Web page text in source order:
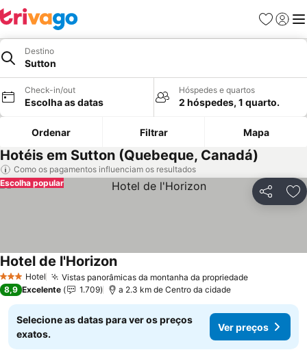
Favoritos
Iniciar
Destino
Sutton
Check-in/out
Escolha as datas
Hóspedes e quartos
2 hóspedes, 1 quarto.
Ordenar Filtrar Mapa
Hotéis em Sutton (Quebeque, Canadá)
Como os pagamentos influenciam os resultados
Partilhar
Escolha popular
3 EstrelasHotel Vistas panorâmicas da montanha da propriedadeVer preços
Hotel de l'HorizonVer preços
8,9 Excelente 1.709 a 2.3 km de Centro da cidade
Selecione as datas para ver os preços
exatos.
Ver preços